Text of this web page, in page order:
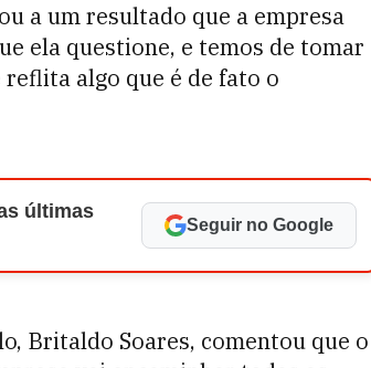
a um resultado que a empresa
ela questione, e temos de tomar
algo que é de fato o
últimas
Seguir no Google
Britaldo Soares, comentou que o